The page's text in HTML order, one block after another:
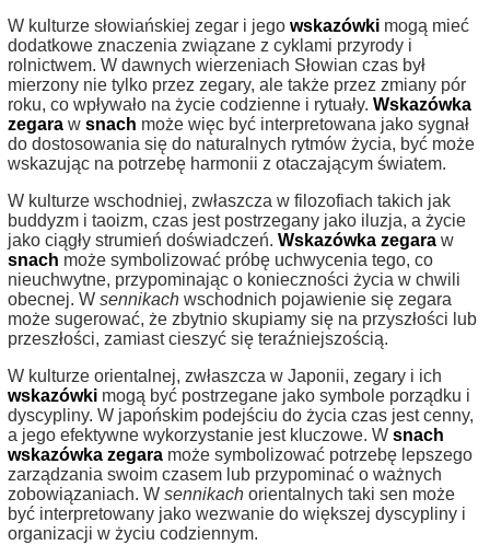
W kulturze słowiańskiej zegar i jego wskazówki mogą mieć
dodatkowe znaczenia związane z cyklami przyrody i
rolnictwem. W dawnych wierzeniach Słowian czas był
mierzony nie tylko przez zegary, ale także przez zmiany pór
roku, co wpływało na życie codzienne i rytuały. Wskazówka
zegara w snach może więc być interpretowana jako sygnał
do dostosowania się do naturalnych rytmów życia, być może
wskazując na potrzebę harmonii z otaczającym światem.
W kulturze wschodniej, zwłaszcza w filozofiach takich jak
buddyzm i taoizm, czas jest postrzegany jako iluzja, a życie
jako ciągły strumień doświadczeń. Wskazówka zegara w
snach może symbolizować próbę uchwycenia tego, co
nieuchwytne, przypominając o konieczności życia w chwili
obecnej. W sennikach wschodnich pojawienie się zegara
może sugerować, że zbytnio skupiamy się na przyszłości lub
przeszłości, zamiast cieszyć się teraźniejszością.
W kulturze orientalnej, zwłaszcza w Japonii, zegary i ich
wskazówki mogą być postrzegane jako symbole porządku i
dyscypliny. W japońskim podejściu do życia czas jest cenny,
a jego efektywne wykorzystanie jest kluczowe. W snach
wskazówka zegara może symbolizować potrzebę lepszego
zarządzania swoim czasem lub przypominać o ważnych
zobowiązaniach. W sennikach orientalnych taki sen może
być interpretowany jako wezwanie do większej dyscypliny i
organizacji w życiu codziennym.